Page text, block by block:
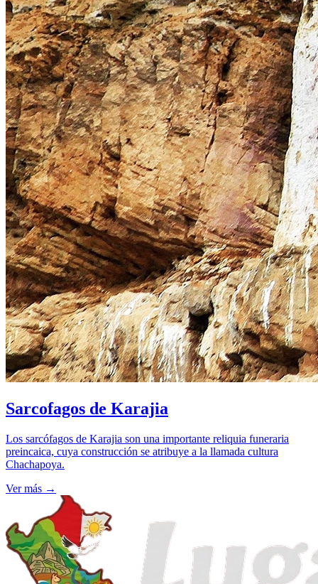
Sarcofagos de Karajia
Los sarcófagos de Karajia son una importante reliquia funeraria
preincaica, cuya construcción se atribuye a la llamada cultura
Chachapoya.
Ver más →